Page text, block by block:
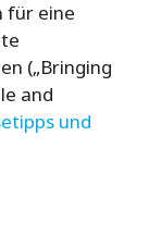
für eine
(„Bringing
and
und